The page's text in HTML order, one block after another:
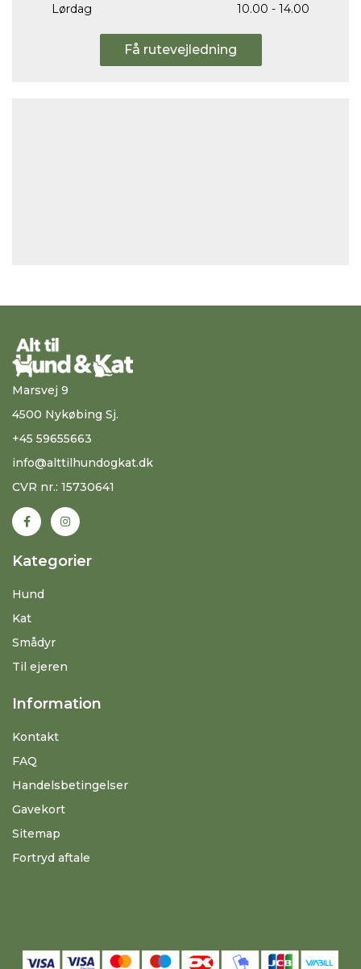
Lørdag
10.00 - 14.00
Få rutevejledning
Marsvej 9
4500 Nykøbing Sj.
+45 59655663
info@alttilhundogkat.dk
CVR nr.: 15730641
Kategorier
Hund
Kat
Smådyr
Til ejeren
Information
Kontakt
FAQ
Handelsbetingelser
Gavekort
Sitemap
Fortryd aftale